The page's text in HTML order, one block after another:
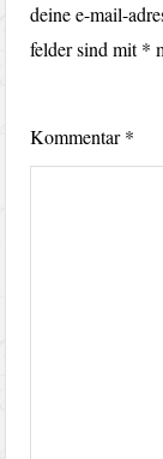
deine e-mail-
felder sind mit*
Kommentar*